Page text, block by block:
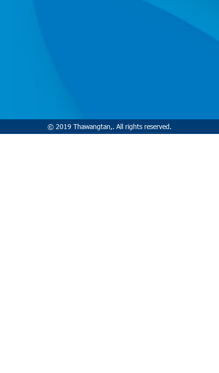
© 2019 Thawangtan,. All rights reserved.